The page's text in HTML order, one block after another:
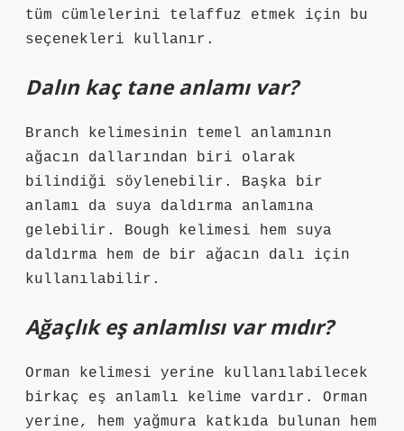
tüm cümlelerini telaffuz etmek için bu
seçenekleri kullanır.
Dalın kaç tane anlamı var?
Branch kelimesinin temel anlamının
ağacın dallarından biri olarak
bilindiği söylenebilir. Başka bir
anlamı da suya daldırma anlamına
gelebilir. Bough kelimesi hem suya
daldırma hem de bir ağacın dalı için
kullanılabilir.
Ağaçlık eş anlamlısı var mıdır?
Orman kelimesi yerine kullanılabilecek
birkaç eş anlamlı kelime vardır. Orman
yerine, hem yağmura katkıda bulunan hem